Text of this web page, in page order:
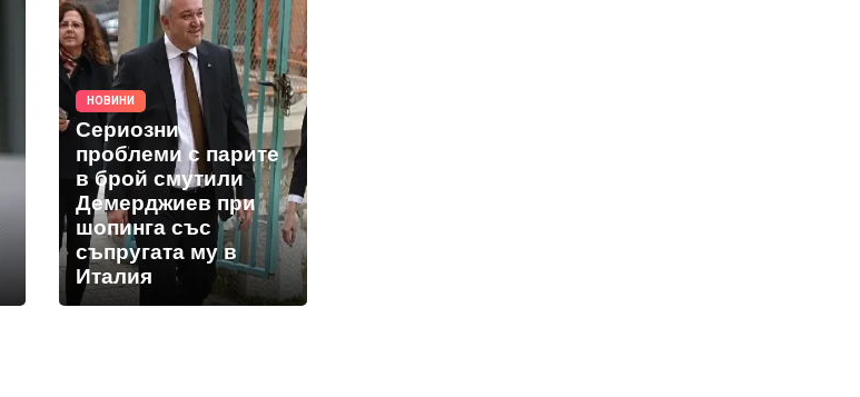
НОВИНИ
Сериозни
проблеми с парите
в брой смутили
Демерджиев при
шопинга със
съпругата му в
Италия